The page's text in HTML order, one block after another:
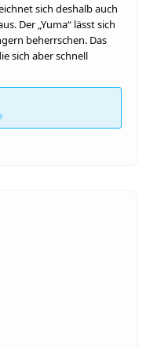
sich deshalb auch
Der „Yuma“ lässt sich
beherrschen. Das
sich aber schnell